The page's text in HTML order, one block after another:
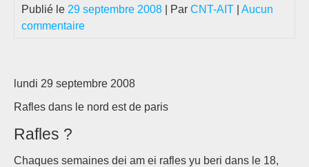
Publié le 29 septembre 2008 | Par CNT-AIT
Aucun
commentaire
lundi 29 septembre 2008
Rafles dans le nord est de paris
Rafles ?
Chaques semaines dei am ei rafles yu beri dans le 18,